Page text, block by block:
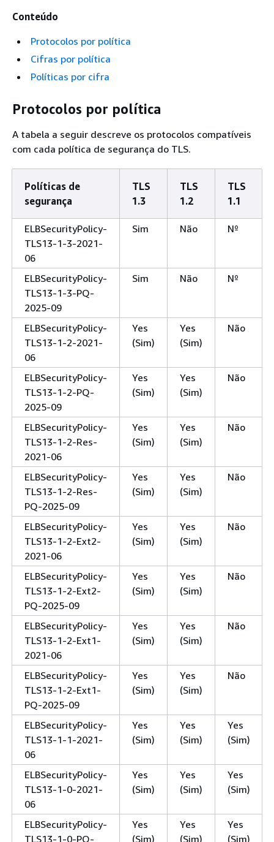
Conteúdo
Protocolos por política
Cifras por política
Políticas por cifra
Protocolos por política
A tabela a seguir descreve os protocolos compatíveis
com cada política de segurança do TLS.
Políticas de
segurança
TLS
1.3
TLS
1.2
TLS
1.1
ELBSecurityPolicy-
TLS13-1-3-2021-
06
Sim Não Nº
ELBSecurityPolicy-
TLS13-1-3-PQ-
2025-09
Sim Não Nº
ELBSecurityPolicy-
TLS13-1-2-2021-
06
Yes
(Sim)
Yes
(Sim)
Não
ELBSecurityPolicy-
TLS13-1-2-PQ-
2025-09
Yes
(Sim)
Yes
(Sim)
Não
ELBSecurityPolicy-
TLS13-1-2-Res-
2021-06
Yes
(Sim)
Yes
(Sim)
Não
ELBSecurityPolicy-
TLS13-1-2-Res-
PQ-2025-09
Yes
(Sim)
Yes
(Sim)
Não
ELBSecurityPolicy-
TLS13-1-2-Ext2-
2021-06
Yes
(Sim)
Yes
(Sim)
Não
ELBSecurityPolicy-
TLS13-1-2-Ext2-
PQ-2025-09
Yes
(Sim)
Yes
(Sim)
Não
ELBSecurityPolicy-
TLS13-1-2-Ext1-
2021-06
Yes
(Sim)
Yes
(Sim)
Não
ELBSecurityPolicy-
TLS13-1-2-Ext1-
PQ-2025-09
Yes
(Sim)
Yes
(Sim)
Não
ELBSecurityPolicy-
TLS13-1-1-2021-
06
Yes
(Sim)
Yes
(Sim)
Yes
(Sim)
ELBSecurityPolicy-
TLS13-1-0-2021-
06
Yes
(Sim)
Yes
(Sim)
Yes
(Sim)
ELBSecurityPolicy-
TLS13-1-0-PQ-
Yes
(Sim)
Yes
(Sim)
Yes
(Sim)